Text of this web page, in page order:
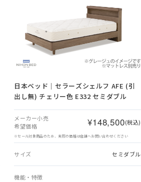
日本ベッド｜セラーズシェルフ AFE (引
出し無) チェリー色 E332 セミダブル
メーカー小売
希望価格
¥148,500(税込)
※セール対象商品のため、実際の価格は店舗へお問い合わせください
サイズ セミダブル
機能・特徴